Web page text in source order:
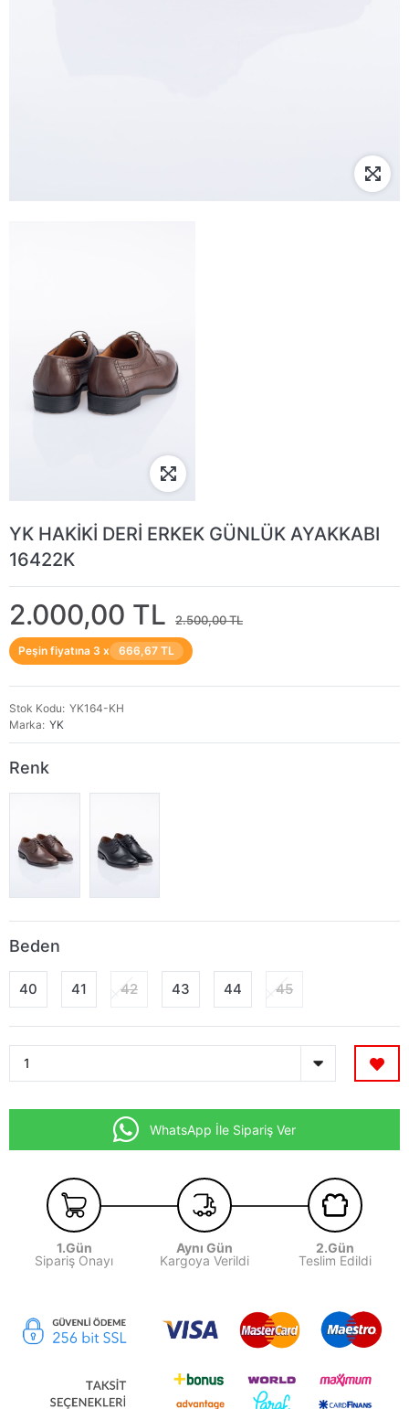
YK HAKİKİ DERİ ERKEK GÜNLÜK AYAKKABI
16422K
2.000,00 TL 2.500,00 TL
Peşin fiyatına 3 x 666,67 TL
Stok Kodu YK164-KH
Marka YK
Renk
Beden
40 41 42 43 44 45
WhatsApp İle Sipariş Ver
1.Gün
Sipariş Onayı
Aynı Gün
Kargoya Verildi
2.Gün
Teslim Edildi